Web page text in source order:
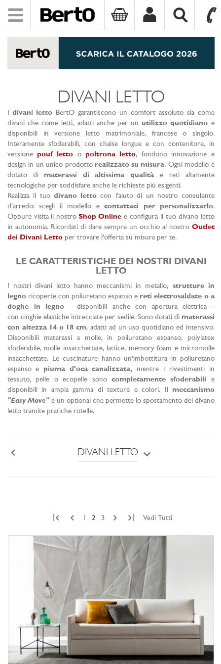
Toggle
navigation
DIVANI LETTO
divani letto BertO garantiscono un comfort assoluto sia come
divani che come letti, adatti anche per un utilizzo quotidiano e
disponibili in versione letto matrimoniale, francese o singolo.
Interamente sfoderabili, con chaise longue e con contenitore, in
versione pouf letto o poltrona letto, fondono innovazione e
design in un unico prodotto realizzato su misura. Ogni modello è
dotato di materassi di altissima qualità e reti altamente
tecnologiche per soddisfare anche le richieste più esigenti.
Realizza il tuo divano letto con l'aiuto di un nostro consulente
d'arredo: scegli il modello e contattaci per personalizzarlo.
Oppure visita il nostro Shop Online e configura il tuo divano letto
in autonomia. Ricordati di dare sempre un occhio al nostro Outlet
dei Divani Letto per trovare l'offerta su misura per te.
LE CARATTERISTICHE DEI NOSTRI DIVANI
LETTO
I nostri divani letto hanno meccanismi in metallo, strutture in
legno ricoperte con poliuretano espanso e reti elettrosaldate o a
doghe in legno - disponibili anche con apertura elettrica -
con cinghie elastiche intrecciate per sedile. Sono dotati di materassi
con altezza 14 o 18 cm, adatti ad un uso quotidiano ed intensivo.
Disponibili materassi a molle, in poliuretano espanso, polylatex
sfoderabile, molle insacchettate, lattice, memory foam e micromolle
insacchettate. Le cuscinature hanno un'imbottitura in poliuretano
espanso e piuma d'oca canalizzata, mentre i rivestimenti in
tessuto, pelle o ecopelle sono completamente sfoderabili e
disponibili in ampia gamma di texture e colori. Il meccanismo
"Easy Move" è un optional che permette lo spostamento del divano
letto tramite pratiche rotelle.
DIVANI LETTO
2 3 Vedi Tutti